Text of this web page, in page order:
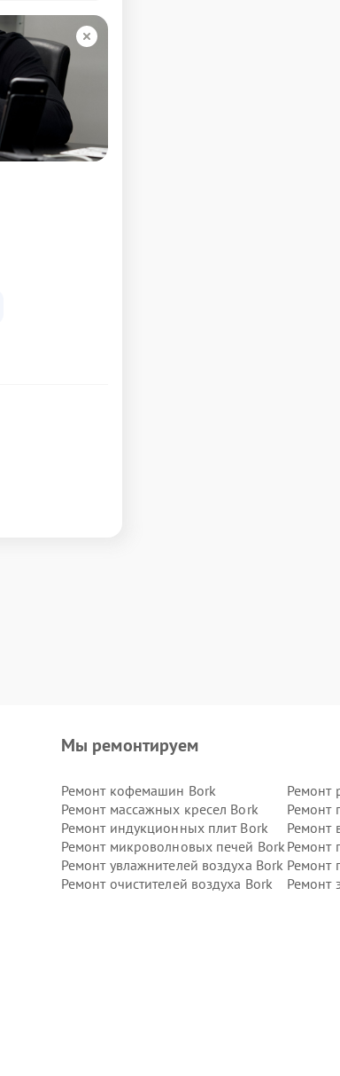
Мы ремонтируем
Ремонт кофемашин Bork
Ремонт
Ремонт массажных кресел Bork
Ремонт
Ремонт индукционных плит Bork
Ремонт
Ремонт микроволновых печей BorkРемонт
Ремонт увлажнителей воздуха Bork Ремонт
Ремонт очистителей воздуха Bork
Ремонт